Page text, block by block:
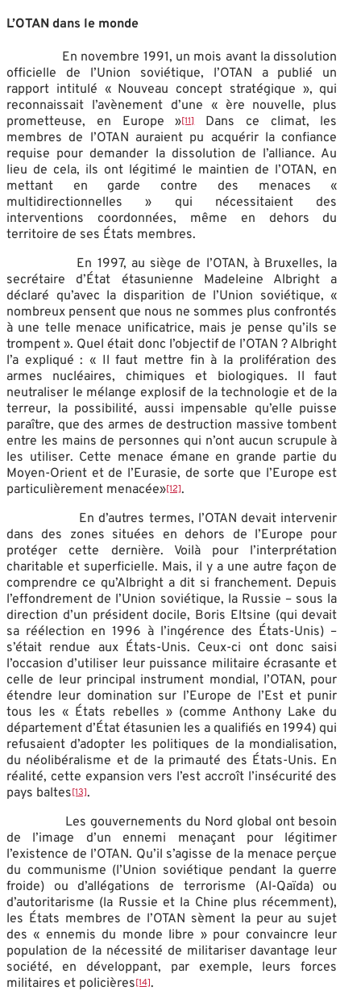
L’OTAN dans le monde
En novembre 1991, un mois avant la dissolution
officielle de l’Union soviétique, l’OTAN a publié un
rapport intitulé « Nouveau concept stratégique », qui
reconnaissait l’avènement d’une « ère nouvelle, plus
prometteuse, en Europe »[11]Dans ce climat, les
membres de l’OTAN auraient pu acquérir la confiance
requise pour demander la dissolution de l’alliance. Au
lieu de cela, ils ont légitimé le maintien de l’OTAN, en
mettant en garde contre des menaces «
multidirectionnelles » qui nécessitaient des
interventions coordonnées, même en dehors du
territoire de ses États membres.
En 1997, au siège de l’OTAN, à Bruxelles, la
secrétaire d’État étasunienne Madeleine Albright a
déclaré qu’avec la disparition de l’Union soviétique, «
nombreux pensent que nous ne sommes plus confrontés
à une telle menace unificatrice, mais je pense qu’ils se
trompent ». Quel était donc l’objectif de l’OTAN ? Albright
l’a expliqué : « Il faut mettre fin à la prolifération des
armes nucléaires, chimiques et biologiques. Il faut
neutraliser le mélange explosif de la technologie et de la
terreur, la possibilité, aussi impensable qu’elle puisse
paraître, que des armes de destruction massive tombent
entre les mains de personnes qui n’ont aucun scrupule à
les utiliser. Cette menace émane en grande partie du
Moyen-Orient et de l’Eurasie, de sorte que l’Europe est
particulièrement menacée»[12].
En d’autres termes, l’OTAN devait intervenir
dans des zones situées en dehors de l’Europe pour
protéger cette dernière. Voilà pour l’interprétation
charitable et superficielle. Mais, il y a une autre façon de
comprendre ce qu’Albright a dit si franchement. Depuis
l’effondrement de l’Union soviétique, la Russie – sous la
direction d’un président docile, Boris Eltsine (qui devait
sa réélection en 1996 à l’ingérence des États-Unis) –
s’était rendue aux États-Unis. Ceux-ci ont donc saisi
l’occasion d’utiliser leur puissance militaire écrasante et
celle de leur principal instrument mondial, l’OTAN, pour
étendre leur domination sur l’Europe de l’Est et punir
tous les « États rebelles » (comme Anthony Lake du
département d’État étasunien les a qualifiés en 1994) qui
refusaient d’adopter les politiques de la mondialisation,
du néolibéralisme et de la primauté des États-Unis. En
réalité, cette expansion vers l’est accroît l’insécurité des
pays baltes [13].
Les gouvernements du Nord global ont besoin
de l’image d’un ennemi menaçant pour légitimer
l’existence de l’OTAN. Qu’il s’agisse de la menace perçue
du communisme (l’Union soviétique pendant la guerre
froide) ou d’allégations de terrorisme (Al-Qaïda) ou
d’autoritarisme (la Russie et la Chine plus récemment),
les États membres de l’OTAN sèment la peur au sujet
des « ennemis du monde libre » pour convaincre leur
population de la nécessité de militariser davantage leur
société, en développant, par exemple, leurs forces
militaires et policières [14].